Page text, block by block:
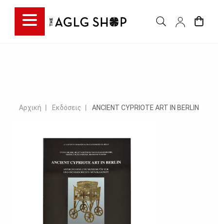
Αρχική Εκδόσεις ANCIENT CYPRIOTE ART IN BERLIN